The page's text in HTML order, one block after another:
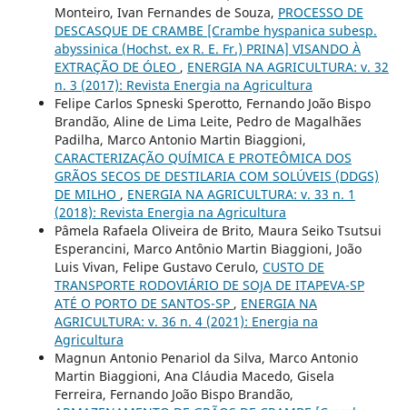
Monteiro, Ivan Fernandes de Souza, PROCESSO DE
DESCASQUE DE CRAMBE [Crambe hyspanica subesp.
abyssinica (Hochst. ex R. E. Fr.) PRINA] VISANDO À
EXTRAÇÃO DE ÓLEO , ENERGIA NA AGRICULTURA: v. 32
n. 3 (2017): Revista Energia na Agricultura
Felipe Carlos Spneski Sperotto, Fernando João Bispo
Brandão, Aline de Lima Leite, Pedro de Magalhães
Padilha, Marco Antonio Martin Biaggioni,
CARACTERIZAÇÃO QUÍMICA E PROTEÔMICA DOS
GRÃOS SECOS DE DESTILARIA COM SOLÚVEIS (DDGS)
DE MILHO , ENERGIA NA AGRICULTURA: v. 33 n. 1
(2018): Revista Energia na Agricultura
Pâmela Rafaela Oliveira de Brito, Maura Seiko Tsutsui
Esperancini, Marco Antônio Martin Biaggioni, João
Luis Vivan, Felipe Gustavo Cerulo, CUSTO DE
TRANSPORTE RODOVIÁRIO DE SOJA DE ITAPEVA-SP
ATÉ O PORTO DE SANTOS-SP , ENERGIA NA
AGRICULTURA: v. 36 n. 4 (2021): Energia na
Agricultura
Magnun Antonio Penariol da Silva, Marco Antonio
Martin Biaggioni, Ana Cláudia Macedo, Gisela
Ferreira, Fernando João Bispo Brandão,